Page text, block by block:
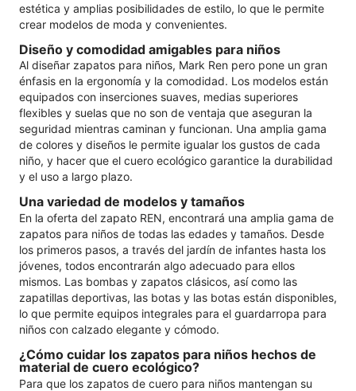
estética y amplias posibilidades de estilo, lo que le permite
crear modelos de moda y convenientes.
Diseño y comodidad amigables para niños
Al diseñar zapatos para niños, Mark Ren pero pone un gran
énfasis en la ergonomía y la comodidad. Los modelos están
equipados con inserciones suaves, medias superiores
flexibles y suelas que no son de ventaja que aseguran la
seguridad mientras caminan y funcionan. Una amplia gama
de colores y diseños le permite igualar los gustos de cada
niño, y hacer que el cuero ecológico garantice la durabilidad
y el uso a largo plazo.
Una variedad de modelos y tamaños
En la oferta del zapato REN, encontrará una amplia gama de
zapatos para niños de todas las edades y tamaños. Desde
los primeros pasos, a través del jardín de infantes hasta los
jóvenes, todos encontrarán algo adecuado para ellos
mismos. Las bombas y zapatos clásicos, así como las
zapatillas deportivas, las botas y las botas están disponibles,
lo que permite equipos integrales para el guardarropa para
niños con calzado elegante y cómodo.
¿Cómo cuidar los zapatos para niños hechos de
material de cuero ecológico?
Para que los zapatos de cuero para niños mantengan su